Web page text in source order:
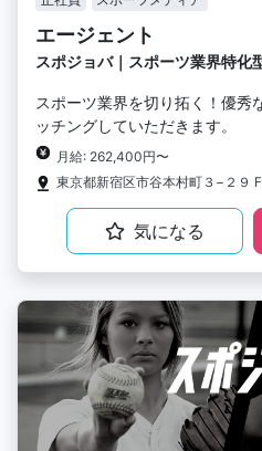
エージェント
スポジョバ｜スポーツ業界特化
スポーツ業界を切り拓く！優秀
ッチングしていただきます。
月給: 262,400円〜
東京都新宿区市谷本村町３−２９
気になる